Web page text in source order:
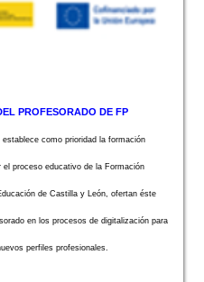
PROFESORADO DE FP
como prioridad la formación
proceso educativo de la Formación
de Castilla y León, ofertan éste
en los procesos de digitalización para
perfiles profesionales.